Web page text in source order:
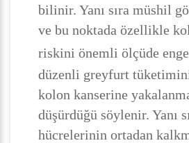
bilinir. Yanı sıra müshil
ve bu noktada özellikle
riskini önemli ölçüde
düzenli greyfurt
kolon kanserine
düşürdüğü söylenir. Yanı
hücrelerinin ortadan